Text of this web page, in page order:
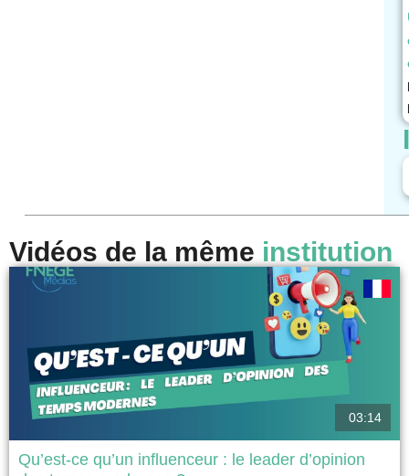
Vidéos de la même institution
03:14
Qu’est-ce qu’un influenceur : le leader d’opinion